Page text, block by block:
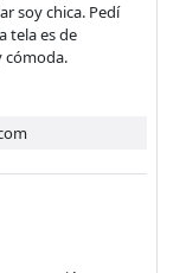
soy chica. Pedí
tela es de
cómoda.